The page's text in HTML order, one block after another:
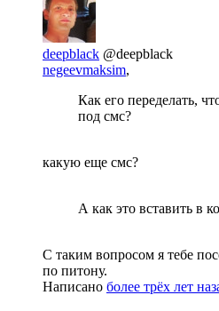
deepblack @deepblack
negeevmaksim,
Как его переделать,
под смс?
какую еще смс?
А как это вставить в
С таким вопросом я тебе
по питону.
Написано более трёх лет